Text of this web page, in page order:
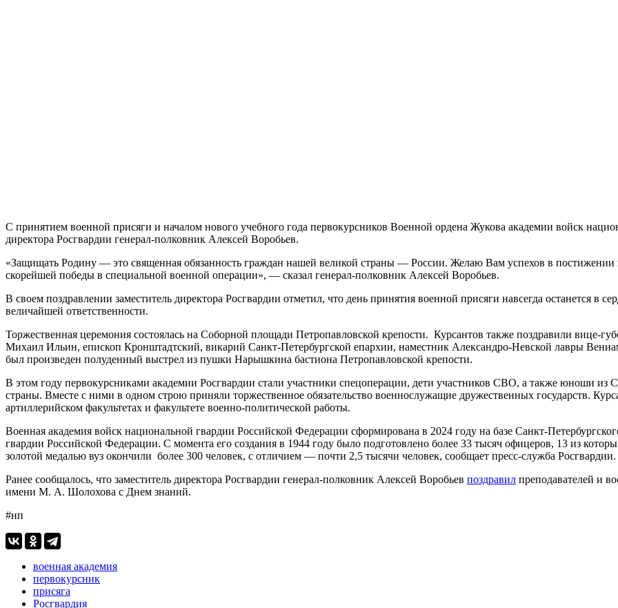
С принятием военной присяги и началом нового учебного года первокурсников Военной ордена Жукова академии войск
директора Росгвардии генерал-полковник Алексей Воробьев.
«Защищать Родину — это священная обязанность граждан нашей великой страны — России. Желаю Вам успехов в
скорейшей победы в специальной военной операции», — сказал генерал-полковник Алексей Воробьев.
В своем поздравлении заместитель директора Росгвардии отметил, что день принятия военной присяги навсегда останется в
величайшей ответственности.
Торжественная церемония состоялась на Соборной площади Петропавловской крепости. Курсантов также поздравили вице-
Михаил Ильин, епископ Кронштадтский, викарий Санкт-Петербургской епархии, наместник Александро-Невской лавры
был произведен полуденный выстрел из пушки Нарышкина бастиона Петропавловской крепости.
В этом году первокурсниками академии Росгвардии стали участники спецоперации, дети участников СВО, а также юноши из
страны. Вместе с ними в одном строю приняли торжественное обязательство военнослужащие дружественных государств.
артиллерийском факультетах и факультете военно-политической работы.
Военная академия войск национальной гвардии Российской Федерации сформирована в 2024 году на базе Санкт-
гвардии Российской Федерации. С момента его создания в 1944 году было подготовлено более 33 тысяч офицеров, 13 из
золотой медалью вуз окончили более 300 человек, с отличием — почти 2,5 тысячи человек, сообщает пресс-служба Росгвардии.
Ранее сообщалось, что заместитель директора Росгвардии генерал-полковник Алексей Воробьев поздравил преподавателей и
имени М. А. Шолохова с Днем знаний.
#нп
военная академия
первокурсник
присяга
Росгвардия